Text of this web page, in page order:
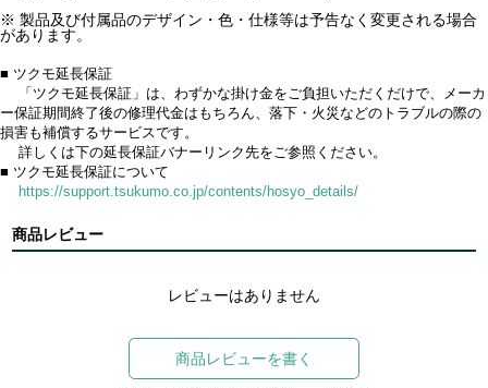
※ 製品及び付属品のデザイン・色・仕様等は予告なく変更される場合
があります。
■ ツクモ延長保証
「ツクモ延長保証」は、わずかな掛け金をご負担いただくだけで、メーカ
ー保証期間終了後の修理代金はもちろん、落下・火災などのトラブルの際の
損害も補償するサービスです。
詳しくは下の延長保証バナーリンク先をご参照ください。
■ ツクモ延長保証について
https://support.tsukumo.co.jp/contents/hosyo_details/
商品レビュー
レビューはありません
商品レビューを書く